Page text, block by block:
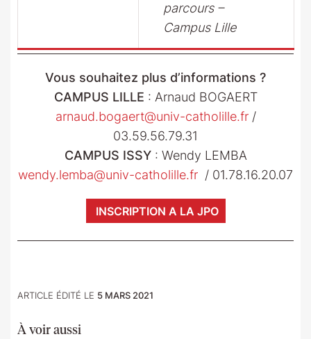
parcours –
Campus Lille
Vous souhaitez plus d’informations ?
CAMPUS LILLE : Arnaud BOGAERT
arnaud.bogaert@univ-catholille.fr/
03.59.56.79.31
CAMPUS ISSY: Wendy LEMBA
wendy.lemba@univ-catholille.fr / 01.78.16.20.07
INSCRIPTION A LA JPO
ARTICLE ÉDITÉ LE 5 MARS 2021
À voir aussi